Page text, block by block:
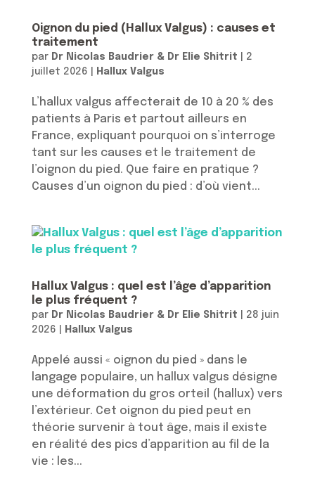
Oignon du pied (Hallux Valgus) : causes et
traitement
par Dr Nicolas Baudrier & Dr Elie Shitrit
2
juillet 2026
Hallux Valgus
L’hallux valgus affecterait de 10 à 20 % des
patients à Paris et partout ailleurs en
France, expliquant pourquoi on s’interroge
tant sur les causes et le traitement de
l’oignon du pied. Que faire en pratique ?
Causes d’un oignon du pied : d’où vient...
Hallux Valgus : quel est l’âge d’apparition
le plus fréquent ?
par Dr Nicolas Baudrier & Dr Elie Shitrit
28 juin
2026
Hallux Valgus
Appelé aussi « oignon du pied » dans le
langage populaire, un hallux valgus désigne
une déformation du gros orteil (hallux) vers
l’extérieur. Cet oignon du pied peut en
théorie survenir à tout âge, mais il existe
en réalité des pics d’apparition au fil de la
vie : les...